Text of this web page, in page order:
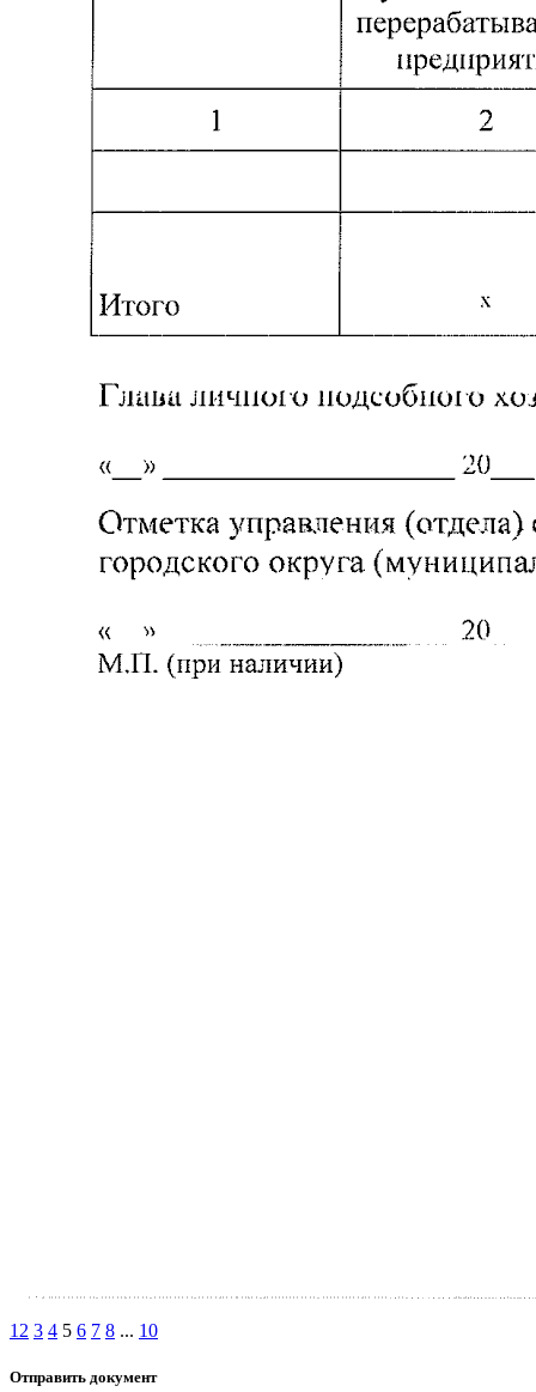
1 2 3 4 5 6 7 8 ... 10
Отправить документ